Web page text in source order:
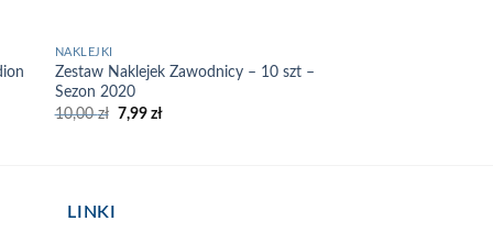
NAKLEJKI
Zestaw Naklejek Zawodnicy – 10 szt –
Sezon 2020
10,00zł 7,99 zł
LINKI